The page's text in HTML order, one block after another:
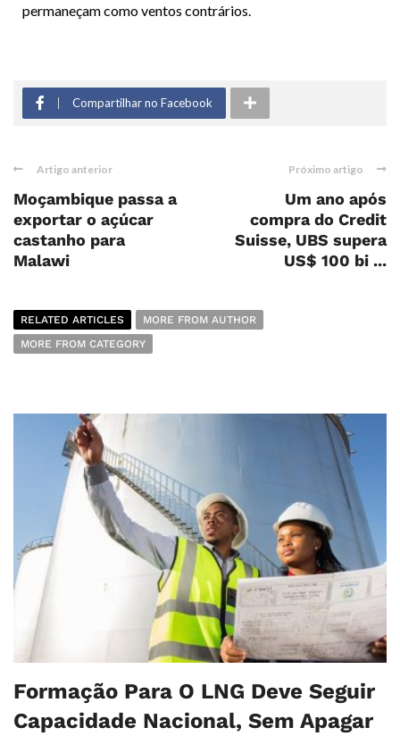
permaneçam como ventos contrários.
Compartilhar no Facebook
Artigo anterior
Moçambique passa a
exportar o açúcar
castanho para
Malawi
Próximo artigo
Um ano após
compra do Credit
Suisse, UBS supera
US$ 100 bi ...
RELATED ARTICLES
MORE FROM AUTHOR
MORE FROM CATEGORY
Formação Para O LNG Deve Seguir
Capacidade Nacional, Sem Apagar